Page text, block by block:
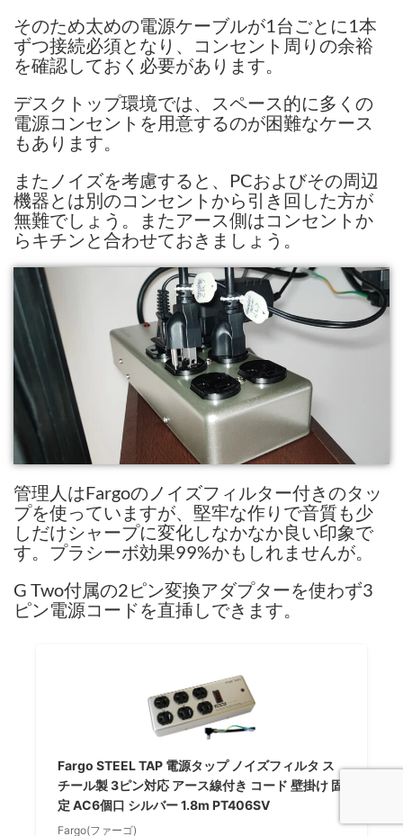
そのため太めの電源ケーブルが1台ごとに1本
ずつ接続必須となり、コンセント周りの余裕
を確認しておく必要があります。
デスクトップ環境では、スペース的に多くの
電源コンセントを用意するのが困難なケース
もあります。
またノイズを考慮すると、PCおよびその周辺
機器とは別のコンセントから引き回した方が
無難でしょう。またアース側はコンセントか
らキチンと合わせておきましょう。
管理人はFargoのノイズフィルター付きのタッ
プを使っていますが、堅牢な作りで音質も少
しだけシャープに変化しなかなか良い印象で
す。プラシーボ効果99%かもしれませんが。
G Two付属の2ピン変換アダプターを使わず3
ピン電源コードを直挿しできます。
Fargo STEEL TAP 電源タップ ノイズフィルタ ス
チール製 3ピン対応 アース線付き コード 壁掛け 固
定 AC6個口 シルバー 1.8m PT406SV
Fargo(ファーゴ)